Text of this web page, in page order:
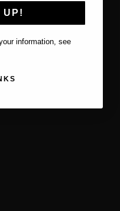
UP!
information, see